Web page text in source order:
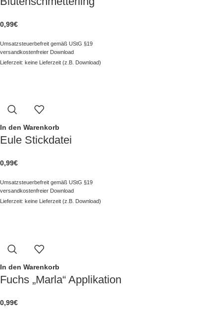
0,99€
Umsatzsteuerbefreit gemäß UStG §19
versandkostenfreier Download
Lieferzeit: keine Lieferzeit (z.B. Download)
In den Warenkorb
Eule Stickdatei
0,99€
Umsatzsteuerbefreit gemäß UStG §19
versandkostenfreier Download
Lieferzeit: keine Lieferzeit (z.B. Download)
In den Warenkorb
Fuchs „Marla“ Applikation
0,99€